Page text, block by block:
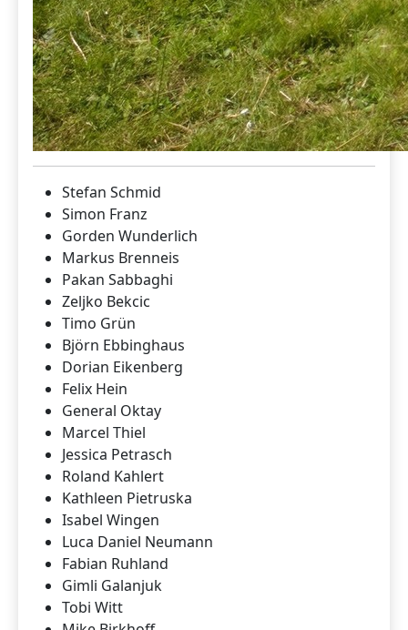
Stefan Schmid
Simon Franz
Gorden Wunderlich
Markus Brenneis
Pakan Sabbaghi
Zeljko Bekcic
Timo Grün
Björn Ebbinghaus
Dorian Eikenberg
Felix Hein
General Oktay
Marcel Thiel
Jessica Petrasch
Roland Kahlert
Kathleen Pietruska
Isabel Wingen
Luca Daniel Neumann
Fabian Ruhland
Gimli Galanjuk
Tobi Witt